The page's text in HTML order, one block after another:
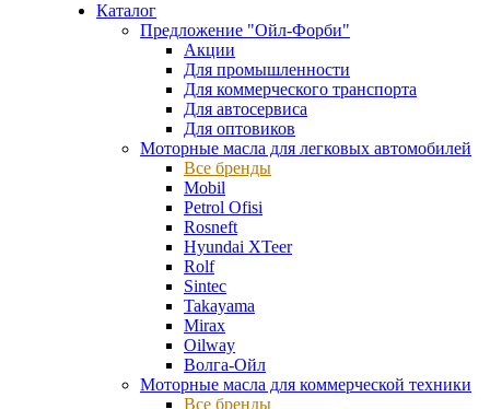
Каталог
Предложение "Ойл-Форби"
Акции
Для промышленности
Для коммерческого транспорта
Для автосервиса
Для оптовиков
Моторные масла для легковых автомобилей
Все бренды
Mobil
Petrol Ofisi
Rosneft
Hyundai XTeer
Rolf
Sintec
Takayama
Mirax
Oilway
Волга-Ойл
Моторные масла для коммерческой техники
Все бренды